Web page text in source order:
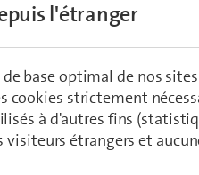
Vers les accessoires
l'étranger
base optimal de nos
cookies strictement
à d'autres fins
étrangers et